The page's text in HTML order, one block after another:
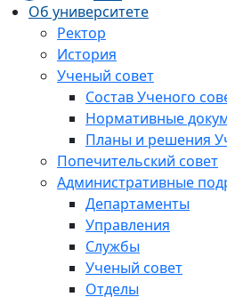
Об университете
Ректор
История
Ученый совет
Состав Ученого
Нормативные
Планы и решения
Попечительский совет
Административные
Департаменты
Управления
Службы
Ученый совет
Отделы